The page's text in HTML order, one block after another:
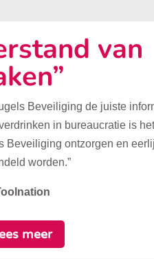
van
Beveiliging de juiste
in bureaucratie is
Beveiliging ontzorgen en
worden.”
meer